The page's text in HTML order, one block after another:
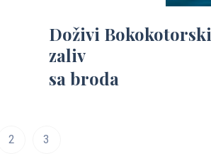
Doživi Bokokotorski
zaliv
sa broda
2 3